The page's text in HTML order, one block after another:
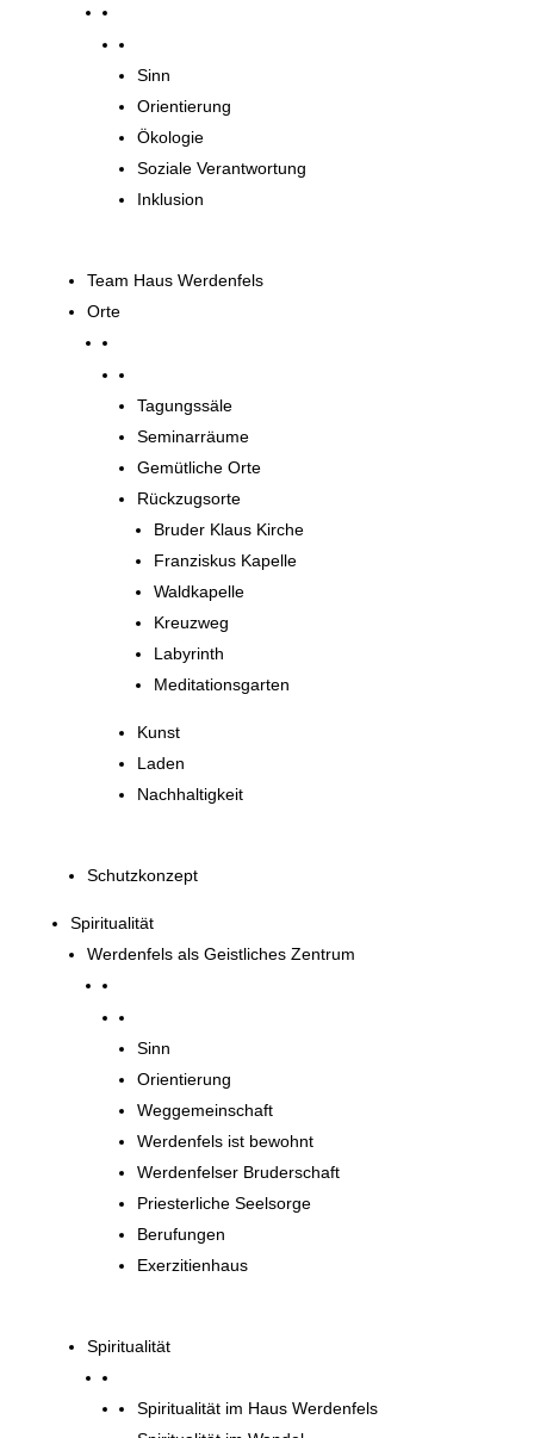
Sinn
Orientierung
Ökologie
Soziale Verantwortung
Inklusion
Team Haus Werdenfels
Orte
Tagungssäle
Seminarräume
Gemütliche Orte
Rückzugsorte
Bruder Klaus Kirche
Franziskus Kapelle
Waldkapelle
Kreuzweg
Labyrinth
Meditationsgarten
Kunst
Laden
Nachhaltigkeit
Schutzkonzept
Spiritualität
Werdenfels als Geistliches Zentrum
Sinn
Orientierung
Weggemeinschaft
Werdenfels ist bewohnt
Werdenfelser Bruderschaft
Priesterliche Seelsorge
Berufungen
Exerzitienhaus
Spiritualität
Spiritualität im Haus Werdenfels